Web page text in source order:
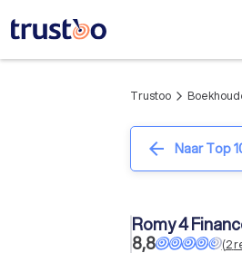
Trustoo arrow_forward_ios
arrow_back Naar Top
Romy 4
8,8
(2